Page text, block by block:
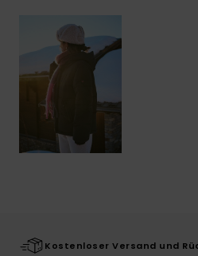
Kostenloser Versand und